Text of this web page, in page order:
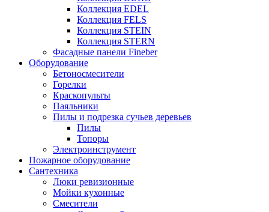
Коллекция EDEL
Коллекция FELS
Коллекция STEIN
Коллекция STERN
Фасадные панели Fineber
Оборудование
Бетоносмесители
Горелки
Краскопульты
Паяльники
Пилы и подрезка сучьев деревьев
Пилы
Топоры
Электроинструмент
Пожарное оборудование
Сантехника
Люки ревизионные
Мойки кухонные
Смесители